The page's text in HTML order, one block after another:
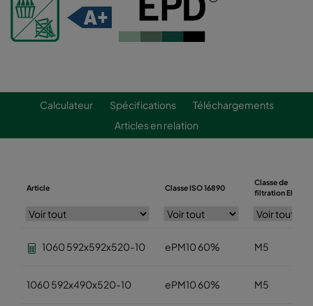
Calculateur Spécifications
Téléchargements
Articles en relation
Article Classe ISO 16890
Classe de
filtration EN779
1060 592x592x520-10 ePM10 60% M5
1060 592x490x520-10 ePM10 60% M5